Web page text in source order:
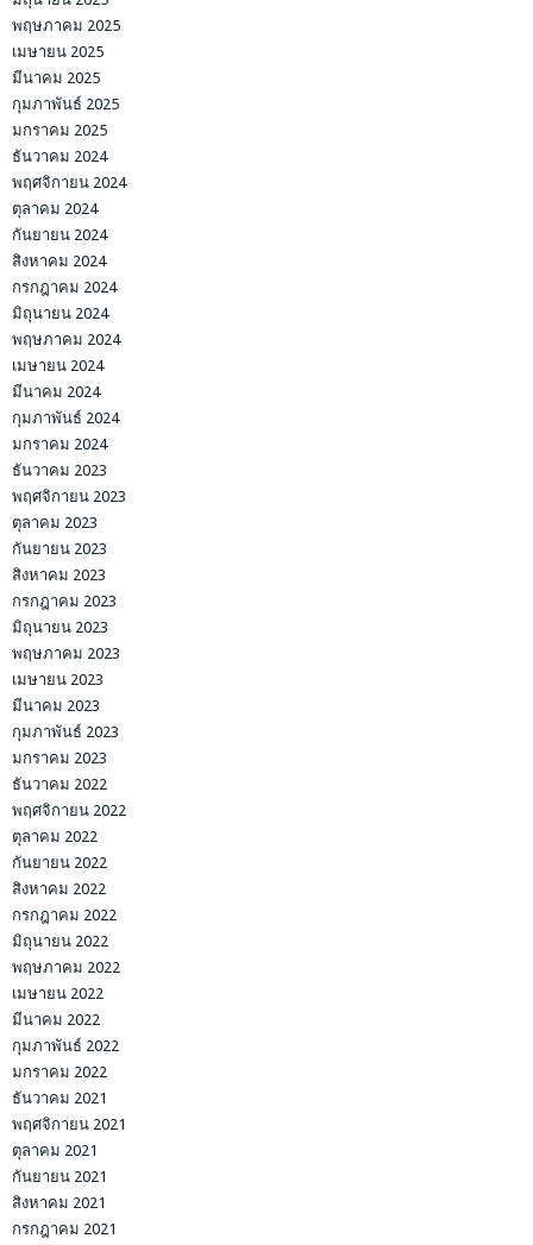
พฤษภาคม 2025
เมษายน 2025
มีนาคม 2025
กุมภาพันธ์ 2025
มกราคม 2025
ธันวาคม 2024
พฤศจิกายน 2024
ตุลาคม 2024
กันยายน 2024
สิงหาคม 2024
กรกฎาคม 2024
มิถุนายน 2024
พฤษภาคม 2024
เมษายน 2024
มีนาคม 2024
กุมภาพันธ์ 2024
มกราคม 2024
ธันวาคม 2023
พฤศจิกายน 2023
ตุลาคม 2023
กันยายน 2023
สิงหาคม 2023
กรกฎาคม 2023
มิถุนายน 2023
พฤษภาคม 2023
เมษายน 2023
มีนาคม 2023
กุมภาพันธ์ 2023
มกราคม 2023
ธันวาคม 2022
พฤศจิกายน 2022
ตุลาคม 2022
กันยายน 2022
สิงหาคม 2022
กรกฎาคม 2022
มิถุนายน 2022
พฤษภาคม 2022
เมษายน 2022
มีนาคม 2022
กุมภาพันธ์ 2022
มกราคม 2022
ธันวาคม 2021
พฤศจิกายน 2021
ตุลาคม 2021
กันยายน 2021
สิงหาคม 2021
กรกฎาคม 2021